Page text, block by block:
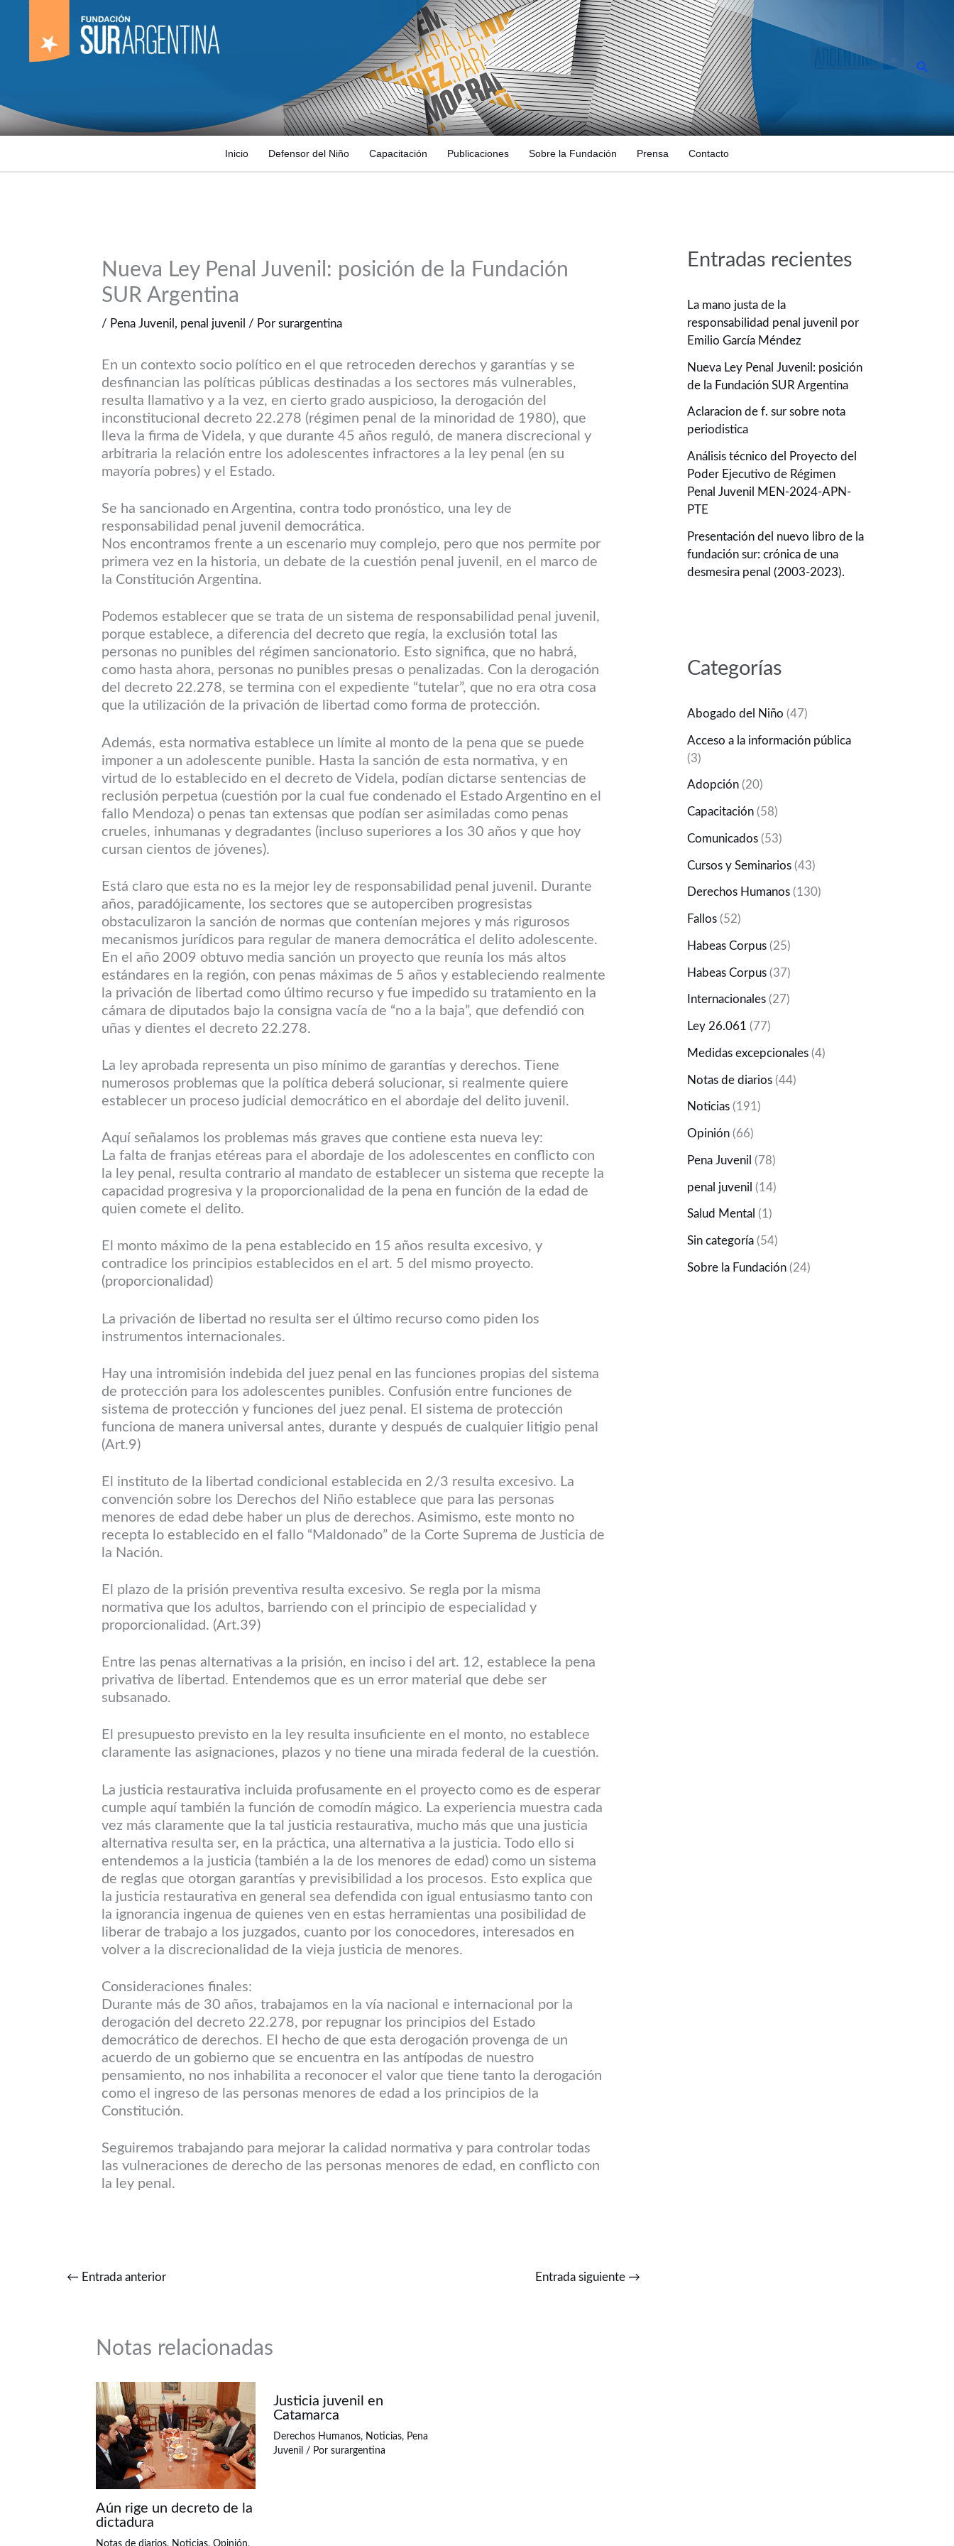
contenido
Buscar
Inicio Defensor del Niño Capacitación Publicaciones Sobre la Fundación Prensa Contacto
Nueva Ley Penal Juvenil: posición de la Fundación
SUR Argentina
/ Pena Juvenil , penal juvenil / Por surargentina
En un contexto socio político en el que retroceden derechos y garantías y se
desfinancian las políticas públicas destinadas a los sectores más vulnerables,
resulta llamativo y a la vez, en cierto grado auspicioso, la derogación del
inconstitucional decreto 22.278 (régimen penal de la minoridad de 1980), que
lleva la firma de Videla, y que durante 45 años reguló, de manera discrecional y
arbitraria la relación entre los adolescentes infractores a la ley penal (en su
mayoría pobres) y el Estado.
Se ha sancionado en Argentina, contra todo pronóstico, una ley de
responsabilidad penal juvenil democrática.
Nos encontramos frente a un escenario muy complejo, pero que nos permite por
primera vez en la historia, un debate de la cuestión penal juvenil, en el marco de
la Constitución Argentina.
Podemos establecer que se trata de un sistema de responsabilidad penal juvenil,
porque establece, a diferencia del decreto que regía, la exclusión total las
personas no punibles del régimen sancionatorio. Esto significa, que no habrá,
como hasta ahora, personas no punibles presas o penalizadas. Con la derogación
del decreto 22.278, se termina con el expediente “tutelar”, que no era otra cosa
que la utilización de la privación de libertad como forma de protección.
Además, esta normativa establece un límite al monto de la pena que se puede
imponer a un adolescente punible. Hasta la sanción de esta normativa, y en
virtud de lo establecido en el decreto de Videla, podían dictarse sentencias de
reclusión perpetua (cuestión por la cual fue condenado el Estado Argentino en el
fallo Mendoza) o penas tan extensas que podían ser asimiladas como penas
crueles, inhumanas y degradantes (incluso superiores a los 30 años y que hoy
cursan cientos de jóvenes).
Está claro que esta no es la mejor ley de responsabilidad penal juvenil. Durante
años, paradójicamente, los sectores que se autoperciben progresistas
obstaculizaron la sanción de normas que contenían mejores y más rigurosos
mecanismos jurídicos para regular de manera democrática el delito adolescente.
En el año 2009 obtuvo media sanción un proyecto que reunía los más altos
estándares en la región, con penas máximas de 5 años y estableciendo realmente
la privación de libertad como último recurso y fue impedido su tratamiento en la
cámara de diputados bajo la consigna vacía de “no a la baja”, que defendió con
uñas y dientes el decreto 22.278.
La ley aprobada representa un piso mínimo de garantías y derechos. Tiene
numerosos problemas que la política deberá solucionar, si realmente quiere
establecer un proceso judicial democrático en el abordaje del delito juvenil.
Aquí señalamos los problemas más graves que contiene esta nueva ley:
La falta de franjas etéreas para el abordaje de los adolescentes en conflicto con
la ley penal, resulta contrario al mandato de establecer un sistema que recepte la
capacidad progresiva y la proporcionalidad de la pena en función de la edad de
quien comete el delito.
El monto máximo de la pena establecido en 15 años resulta excesivo, y
contradice los principios establecidos en el art. 5 del mismo proyecto.
(proporcionalidad)
La privación de libertad no resulta ser el último recurso como piden los
instrumentos internacionales.
Hay una intromisión indebida del juez penal en las funciones propias del sistema
de protección para los adolescentes punibles. Confusión entre funciones de
sistema de protección y funciones del juez penal. El sistema de protección
funciona de manera universal antes, durante y después de cualquier litigio penal
(Art.9)
El instituto de la libertad condicional establecida en 2/3 resulta excesivo. La
convención sobre los Derechos del Niño establece que para las personas
menores de edad debe haber un plus de derechos. Asimismo, este monto no
recepta lo establecido en el fallo “Maldonado” de la Corte Suprema de Justicia de
la Nación.
El plazo de la prisión preventiva resulta excesivo. Se regla por la misma
normativa que los adultos, barriendo con el principio de especialidad y
proporcionalidad. (Art.39)
Entre las penas alternativas a la prisión, en inciso i del art. 12, establece la pena
privativa de libertad. Entendemos que es un error material que debe ser
subsanado.
El presupuesto previsto en la ley resulta insuficiente en el monto, no establece
claramente las asignaciones, plazos y no tiene una mirada federal de la cuestión.
La justicia restaurativa incluida profusamente en el proyecto como es de esperar
cumple aquí también la función de comodín mágico. La experiencia muestra cada
vez más claramente que la tal justicia restaurativa, mucho más que una justicia
alternativa resulta ser, en la práctica, una alternativa a la justicia. Todo ello si
entendemos a la justicia (también a la de los menores de edad) como un sistema
de reglas que otorgan garantías y previsibilidad a los procesos. Esto explica que
la justicia restaurativa en general sea defendida con igual entusiasmo tanto con
la ignorancia ingenua de quienes ven en estas herramientas una posibilidad de
liberar de trabajo a los juzgados, cuanto por los conocedores, interesados en
volver a la discrecionalidad de la vieja justicia de menores.
Consideraciones finales:
Durante más de 30 años, trabajamos en la vía nacional e internacional por la
derogación del decreto 22.278, por repugnar los principios del Estado
democrático de derechos. El hecho de que esta derogación provenga de un
acuerdo de un gobierno que se encuentra en las antípodas de nuestro
pensamiento, no nos inhabilita a reconocer el valor que tiene tanto la derogación
como el ingreso de las personas menores de edad a los principios de la
Constitución.
Seguiremos trabajando para mejorar la calidad normativa y para controlar todas
las vulneraciones de derecho de las personas menores de edad, en conflicto con
la ley penal.
← Entrada anterior Entrada siguiente →
Notas relacionadas
Aún rige un decreto de la
dictadura
Notas de diarios, Noticias, Opinión,
Justicia juvenil en
Catamarca
Derechos Humanos, Noticias, Pena
Juvenil / Porsurargentina
Entradas recientes
La mano justa de la
responsabilidad penal juvenil por
Emilio García Méndez
Nueva Ley Penal Juvenil: posición
de la Fundación SUR Argentina
Aclaracion de f. sur sobre nota
periodistica
Análisis técnico del Proyecto del
Poder Ejecutivo de Régimen
Penal Juvenil MEN-2024-APN-
PTE
Presentación del nuevo libro de la
fundación sur: crónica de una
desmesira penal (2003-2023).
Categorías
Abogado del Niño (47)
Acceso a la información pública
(3)
Adopción (20)
Capacitación (58)
Comunicados (53)
Cursos y Seminarios (43)
Derechos Humanos (130)
Fallos (52)
Habeas Corpus (25)
Habeas Corpus (37)
Internacionales (27)
Ley 26.061 (77)
Medidas excepcionales (4)
Notas de diarios (44)
Noticias (191)
Opinión (66)
Pena Juvenil (78)
penal juvenil (14)
Salud Mental (1)
Sin categoría (54)
Sobre la Fundación (24)